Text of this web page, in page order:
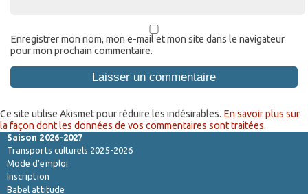
Enregistrer mon nom, mon e-mail et mon site dans le navigateur
pour mon prochain commentaire.
Ce site utilise Akismet pour réduire les indésirables. En savoir plus sur
la façon dont les données de vos commentaires sont traitées.
Saison 2026-2027
Transports culturels 2025-2026
Mode d’emploi
Inscription
Babel attitude